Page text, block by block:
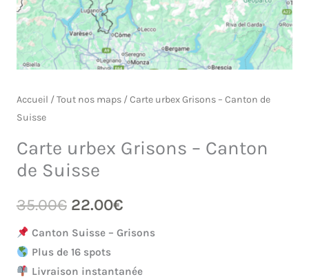
Accueil /Tout nos maps/ Carte urbex Grisons – Canton de
Suisse
Carte urbex Grisons – Canton
de Suisse
35.00€ Le
prix
initial
22.00€Le
prix
actuel
Canton Suisse – Grisons
Plus de 16 spots
Livraison instantanée